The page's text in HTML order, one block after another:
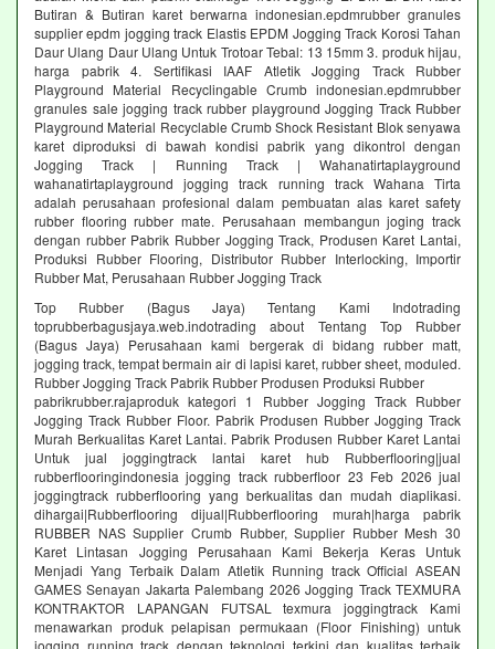
Butiran & Butiran karet berwarna indonesian.epdmrubber granules
supplier epdm jogging track Elastis EPDM Jogging Track Korosi Tahan
Daur Ulang Daur Ulang Untuk Trotoar Tebal: 13 15mm 3. produk hijau,
harga pabrik 4. Sertifikasi IAAF Atletik Jogging Track Rubber
Playground Material Recyclingable Crumb indonesian.epdmrubber
granules sale jogging track rubber playground Jogging Track Rubber
Playground Material Recyclable Crumb Shock Resistant Blok senyawa
karet diproduksi di bawah kondisi pabrik yang dikontrol dengan
Jogging Track | Running Track | Wahanatirtaplayground
wahanatirtaplayground jogging track running track Wahana Tirta
adalah perusahaan profesional dalam pembuatan alas karet safety
rubber flooring rubber mate. Perusahaan membangun joging track
dengan rubber Pabrik Rubber Jogging Track, Produsen Karet Lantai,
Produksi Rubber Flooring, Distributor Rubber Interlocking, Importir
Rubber Mat, Perusahaan Rubber Jogging Track
Top Rubber (Bagus Jaya) Tentang Kami Indotrading
toprubberbagusjaya.web.indotrading about Tentang Top Rubber
(Bagus Jaya) Perusahaan kami bergerak di bidang rubber matt,
jogging track, tempat bermain air di lapisi karet, rubber sheet, moduled.
Rubber Jogging Track Pabrik Rubber Produsen Produksi Rubber
pabrikrubber.rajaproduk kategori 1 Rubber Jogging Track Rubber
Jogging Track Rubber Floor. Pabrik Produsen Rubber Jogging Track
Murah Berkualitas Karet Lantai. Pabrik Produsen Rubber Karet Lantai
Untuk jual joggingtrack lantai karet hub Rubberflooring|jual
rubberflooringindonesia jogging track rubberfloor 23 Feb 2026 jual
joggingtrack rubberflooring yang berkualitas dan mudah diaplikasi.
dihargai|Rubberflooring dijual|Rubberflooring murah|harga pabrik
RUBBER NAS Supplier Crumb Rubber, Supplier Rubber Mesh 30
Karet Lintasan Jogging Perusahaan Kami Bekerja Keras Untuk
Menjadi Yang Terbaik Dalam Atletik Running track Official ASEAN
GAMES Senayan Jakarta Palembang 2026 Jogging Track TEXMURA
KONTRAKTOR LAPANGAN FUTSAL texmura joggingtrack Kami
menawarkan produk pelapisan permukaan (Floor Finishing) untuk